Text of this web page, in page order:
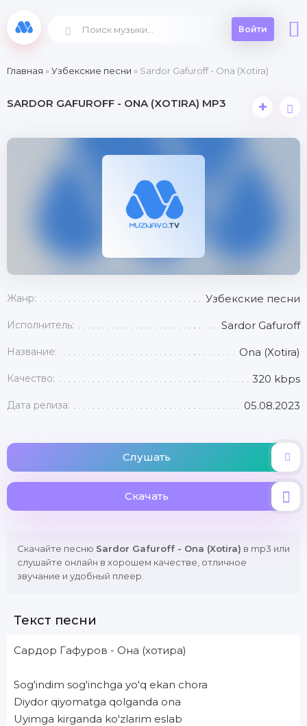
Войти
Главная »Узбекские песни » Sardor Gafuroff - Ona (Xotira)
SARDOR GAFUROFF - ONA (XOTIRA) MP3 +
Жанр: Узбекские песни
Исполнитель: Sardor Gafuroff
Название: Ona (Xotira)
Качество: 320 kbps
Дата релиза: 05.08.2023
Слушать
Скачать
Скачайте песню Sardor Gafuroff - Ona (Xotira) в mp3 или
слушайте онлайн в хорошем качестве, отличное
звучание и удобный плеер.
Текст песни
Сардор Гафуров - Она (хотира)
Sog'indim sog'inchga yo'q ekan chora
Diydor qiyomatga qolganda ona
Uyimga kirganda ko'zlarim eslab